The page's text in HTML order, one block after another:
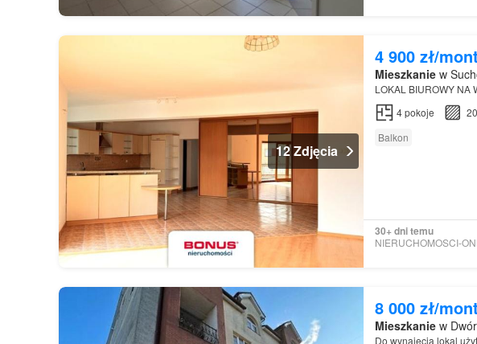
12 Zdjęcia
4 900 zł/
Mieszkaniew
LOKAL BIUROWY NA
4pokoje
Balkon
30+ dni temu
8 000 zł/
Mieszkaniew
Do wynajęcia lokal